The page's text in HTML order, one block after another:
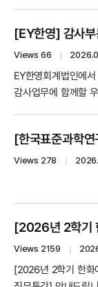
공고를 반드시 확인
선택사항이며 별도
어학 성적 제출 면제
제출 필수) - 재무/
토익스피킹 140점
분석관리(연구소)/에
이상 또는 OPIc IM1
→ 온라인 인적성
고려아연 채용 홈
중간 저장이 가능
제출 전 내용을 충분
마감일에는 접속이
주시길 바랍니다. -
[EY한영] 감사
Views 66 ｜
EY한영회계법인에
감사업무에 함께할
kr.recruiter.co.kr/
정보는 위 링크에서
Views 278 ｜
Views 2159 ｜
[2026년 2학기 한화